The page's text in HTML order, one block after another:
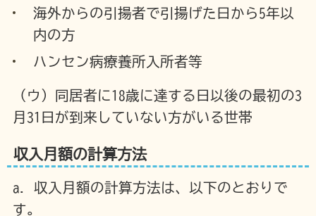
海外からの引揚者で引揚げた日から5年以
内の方
ハンセン病療養所入所者等
（ウ）同居者に18歳に達する日以後の最初の3
月31日が到来していない方がいる世帯
収入月額の計算方法
a. 収入月額の計算方法は、以下のとおりで
す。